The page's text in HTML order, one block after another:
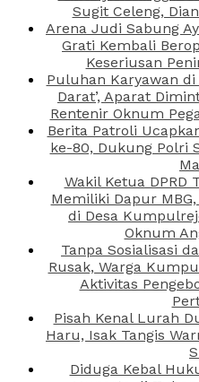
Sugit Celeng,
Arena Judi Sabung
Grati Kembali
Keseriusan
Puluhan Karyawan di
Darat’, Aparat
Rentenir Oknum
Berita Patroli
ke-80, Dukung Polri
Wakil Ketua DPRD
Memiliki Dapur
di Desa
Oknum
Tanpa Sosialisasi
Rusak, Warga
Aktivitas
Pisah Kenal Lurah
Haru, Isak Tangis
Diduga Kebal